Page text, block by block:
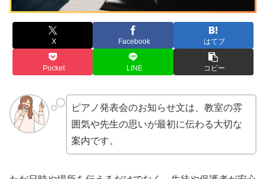
X Facebook はてブ
Pocket LINE コピー
ピアノ発表会のお知らせ文は、教室の雰
囲気や先生の思いが最初に伝わる大切な
案内です。